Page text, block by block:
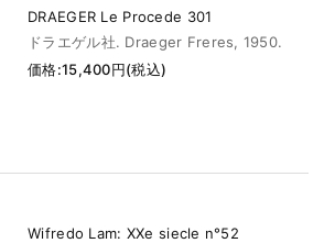
DRAEGER Le Procede 301
ドラエゲル社. Draeger Freres, 1950.
価格:15,400円(税込)
Wifredo Lam: XXe siecle n°52